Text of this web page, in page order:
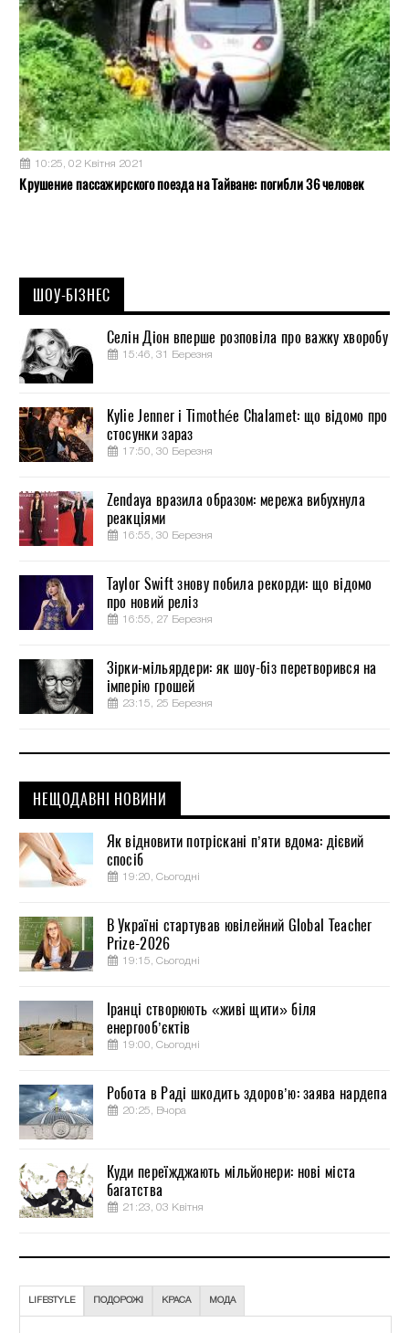
10:25, 02 Квітня 2021
Крушение пассажирского поезда на Тайване: погибли 36 человек
ШОУ-БІЗНЕС
Селін Діон вперше розповіла про важку хворобу
15:46, 31 Березня
Kylie Jenner і Timothée Chalamet: що відомо про
стосунки зараз
17:50, 30 Березня
Zendaya вразила образом: мережа вибухнула
реакціями
16:55, 30 Березня
Taylor Swift знову побила рекорди: що відомо
про новий реліз
16:55, 27 Березня
Зірки-мільярдери: як шоу-біз перетворився на
імперію грошей
23:15, 25 Березня
НЕЩОДАВНІ НОВИНИ
Як відновити потріскані п’яти вдома: дієвий
спосіб
19:20, Сьогодні
В Україні стартував ювілейний Global Teacher
Prize-2026
19:15, Сьогодні
Іранці створюють «живі щити» біля
енергооб’єктів
19:00, Сьогодні
Робота в Раді шкодить здоров’ю: заява нардепа
20:25, Вчора
Куди переїжджають мільйонери: нові міста
багатства
21:23, 03 Квітня
LIFESTYLE ПОДОРОЖІ КРАСА МОДА